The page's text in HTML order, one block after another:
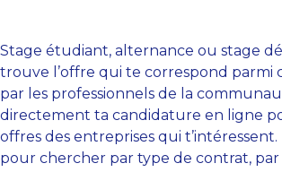
Stage étudiant, alternance ou stage
trouve l’offre qui te correspond parmi
par les professionnels de la
directement ta candidature en ligne
offres des entreprises qui
pour chercher par type de contrat, par